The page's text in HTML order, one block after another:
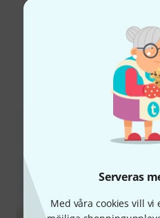
Serveras
Med våra cookies vill
Alla